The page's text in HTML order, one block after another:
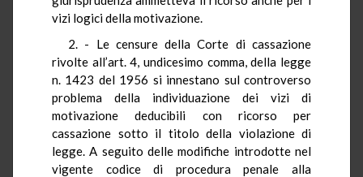
vizi logici della motivazione.
2. - Le censure della Corte di cassazione
rivolte all’art. 4, undicesimo comma, della legge
n. 1423 del 1956 si innestano sul controverso
problema della individuazione dei vizi di
motivazione deducibili con ricorso per
cassazione sotto il titolo della violazione di
legge. A seguito delle modifiche introdotte nel
vigente codice di procedura penale alla